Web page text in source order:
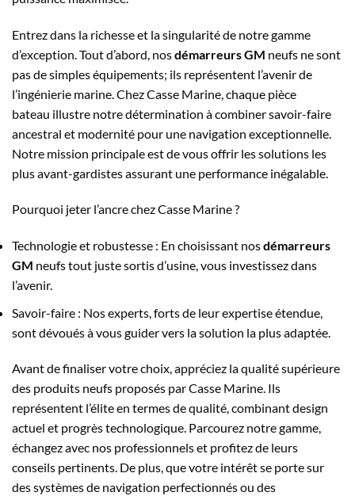
Entrez dans la richesse et la singularité de notre gamme
d’exception. Tout d’abord, nosdémarreurs GM neufs ne sont
pas de simples équipements; ils représentent l’avenir de
l’ingénierie marine. Chez Casse Marine, chaque pièce
bateau illustre notre détermination à combiner savoir-faire
ancestral et modernité pour une navigation exceptionnelle.
Notre mission principale est de vous offrir les solutions les
plus avant-gardistes assurant une performance inégalable.
Pourquoi jeter l’ancre chez Casse Marine ?
Technologie et robustesse : En choisissant nosdémarreurs
GM neufs tout juste sortis d’usine, vous investissez dans
l’avenir.
Savoir-faire : Nos experts, forts de leur expertise étendue,
sont dévoués à vous guider vers la solution la plus adaptée.
Avant de finaliser votre choix, appréciez la qualité supérieure
des produits neufs proposés par Casse Marine. Ils
représentent l’élite en termes de qualité, combinant design
actuel et progrès technologique. Parcourez notre gamme,
échangez avec nos professionnels et profitez de leurs
conseils pertinents. De plus, que votre intérêt se porte sur
des systèmes de navigation perfectionnés ou des